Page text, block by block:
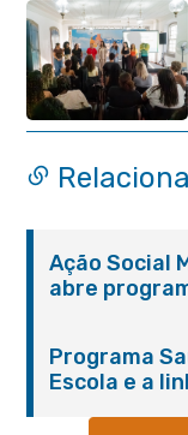
Ação Social
abre
serviços
orientações
Programa
Escola e a